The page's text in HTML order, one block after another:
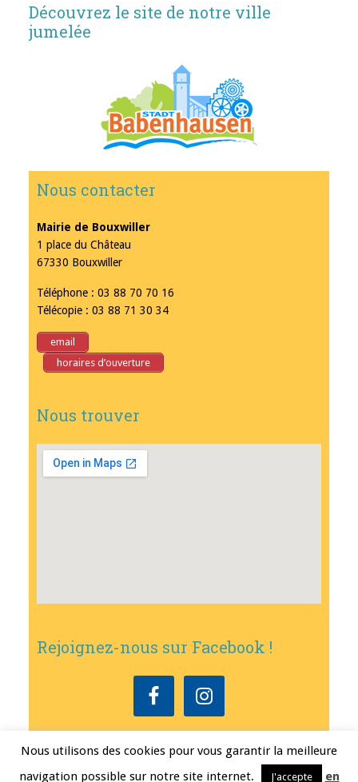
Découvrez le site de notre ville
jumelée
Nous contacter
Mairie de Bouxwiller
1 place du Château
67330 Bouxwiller
Téléphone : 03 88 70 70 16
Télécopie : 03 88 71 30 34
email
horaires d’ouverture
Nous trouver
Rejoignez-nous sur Facebook !
Mairie de Bouxwiller • Conception
Mentions légales
Nous utilisons des cookies pour vous garantir la meilleure
navigation possible sur notre site internet.
J'accepte en